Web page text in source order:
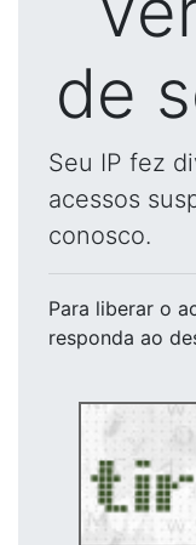
de
Seu IP fez
acessos
conosco.
Para liberar o
responda ao